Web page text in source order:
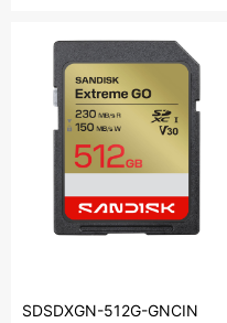
SDSDXGN-512G-GNCIN